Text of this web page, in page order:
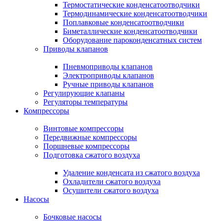
Термостатические конденсатоотводчики
Термодинамические конденсатоотводчики
Поплавковые конденсатоотводчики
Биметаллические конденсатоотводчики
Оборудование пароконденсатных систем
Приводы клапанов
Пневмоприводы клапанов
Электроприводы клапанов
Ручные приводы клапанов
Регулирующие клапаны
Регуляторы температуры
Компрессоры
Винтовые компрессоры
Передвижные компрессоры
Поршневые компрессоры
Подготовка сжатого воздуха
Удаление конденсата из сжатого воздуха
Охладители сжатого воздуха
Осушители сжатого воздуха
Насосы
Бочковые насосы